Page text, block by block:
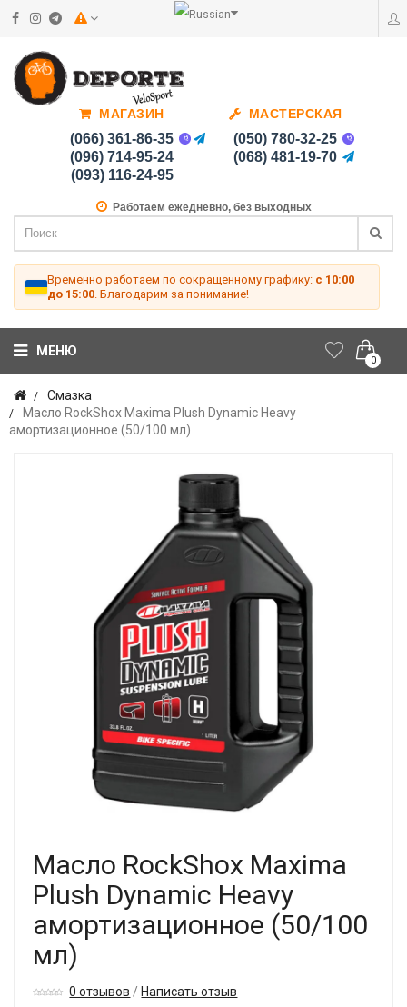
МАГАЗИН
(066) 361-86-35
(096) 714-95-24
(093) 116-24-95
МАСТЕРСКАЯ
(050) 780-32-25
(068) 481-19-70
Работаем ежедневно, без выходных
Временно работаем по сокращенному графику: с 10:00
до 15:00 . Благодарим за понимание!
0
МЕНЮ
Смазка
Масло RockShox Maxima Plush Dynamic Heavy
амортизационное (50/100 мл)
Масло RockShox Maxima
Plush Dynamic Heavy
амортизационное (50/100
мл)
0 отзывов /Написать отзыв